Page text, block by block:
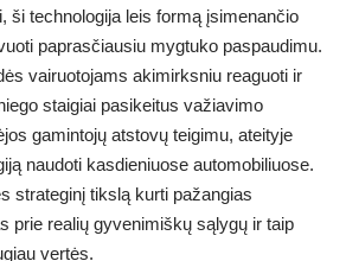
ši technologija leis formą įsimenančio
paprasčiausiu mygtuko paspaudimu.
vairuotojams akimirksniu reaguoti ir
staigiai pasikeitus važiavimo
gamintojų atstovų teigimu, ateityje
naudoti kasdieniuose automobiliuose.
strateginį tikslą kurti pažangias
prie realių gyvenimiškų sąlygų ir taip
vertės.